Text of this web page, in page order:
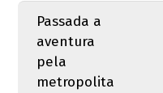
Passada a
aventura
pela
metropolita